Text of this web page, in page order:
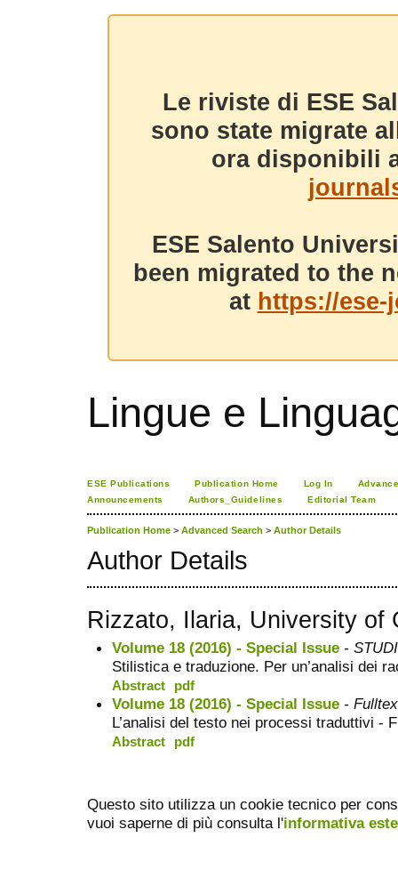
Le riviste di ESE
sono state migrate
ora disponibili
ESE Salento
been migrated to the
at https://
Lingue e
ESE Publications Publication Home Log In
Announcements
Authors_Guidelines Editorial Team
Publication Home > Advanced Search > Author Details
Author Details
Rizzato, Ilaria, University of
Volume 18 (2016) - Special Issue -
Stilistica e traduzione. Per un’analisi dei
Abstract pdf
Volume 18 (2016) - Special Issue -
L’analisi del testo nei processi traduttivi -
Abstract pdf
Questo sito utilizza un cookie tecnico per
vuoi saperne di più consulta l'informativa